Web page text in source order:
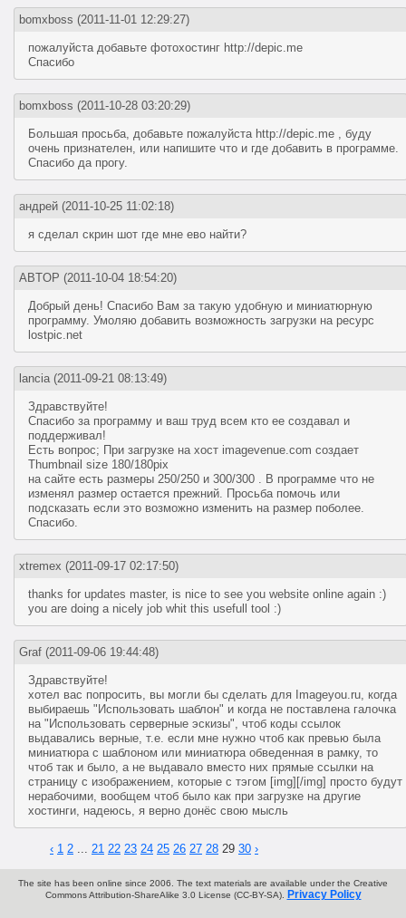
bomxboss (2011-11-01 12:29:27)
пожалуйста добавьте фотохостинг http://depic.me
Спасибо
bomxboss (2011-10-28 03:20:29)
Большая просьба, добавьте пожалуйста http://depic.me , буду
очень признателен, или напишите что и где добавить в программе.
Спасибо да прогу.
андрей (2011-10-25 11:02:18)
я сделал скрин шот где мне ево найти?
ABTOP (2011-10-04 18:54:20)
Добрый день! Спасибо Вам за такую удобную и миниатюрную
программу. Умоляю добавить возможность загрузки на ресурс
lostpic.net
lancia(2011-09-21 08:13:49)
Здравствуйте!
Спасибо за программу и ваш труд всем кто ее создавал и
поддерживал!
Есть вопрос; При загрузке на хост imagevenue.com создает
Thumbnail size 180/180pix
на сайте есть размеры 250/250 и 300/300 . В программе что не
изменял размер остается прежний. Просьба помочь или
подсказать если это возможно изменить на размер поболее.
Спасибо.
xtremex (2011-09-17 02:17:50)
thanks for updates master, is nice to see you website online again :)
you are doing a nicely job whit this usefull tool :)
Graf (2011-09-06 19:44:48)
Здравствуйте!
хотел вас попросить, вы могли бы сделать для Imageyou.ru, когда
выбираешь "Использовать шаблон" и когда не поставлена галочка
на "Использовать серверные эскизы", чтоб коды ссылок
выдавались верные, т.е. если мне нужно чтоб как превью была
миниатюра с шаблоном или миниатюра обведенная в рамку, то
чтоб так и было, а не выдавало вместо них прямые ссылки на
страницу с изображением, которые с тэгом [img][/img] просто будут
нерабочими, вообщем чтоб было как при загрузке на другие
хостинги, надеюсь, я верно донёс свою мысль
‹ 1 2 ... 21 22 23 24 25 26 27 28 29 30 ›
The site has been online since 2006. The text materials are available under the Creative
Commons Attribution-ShareAlike 3.0 License (CC-BY-SA).
Privacy Policy